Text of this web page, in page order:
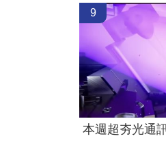
9
本週超夯光通